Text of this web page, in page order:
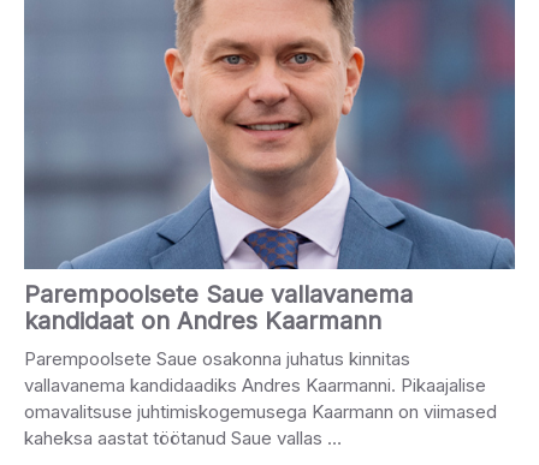
Parempoolsete Saue vallavanema
kandidaat on Andres Kaarmann
Parempoolsete Saue osakonna juhatus kinnitas
vallavanema kandidaadiks Andres Kaarmanni. Pikaajalise
omavalitsuse juhtimiskogemusega Kaarmann on viimased
kaheksa aastat töötanud Saue vallas …